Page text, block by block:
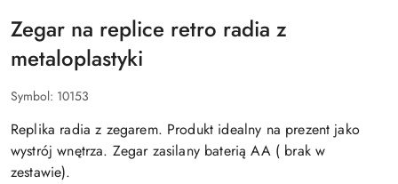
Zegar na replice retro radia z
metaloplastyki
Symbol: 10153
Replika radia z zegarem. Produkt idealny na prezent jako
wystrój wnętrza. Zegar zasilany baterią AA ( brak w
zestawie).